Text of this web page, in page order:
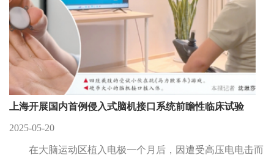
上海开展国内首例侵入式脑机接口系统前瞻性临床试验
2025-05-20
在大脑运动区植入电极一个月后，因遭受高压电电击而